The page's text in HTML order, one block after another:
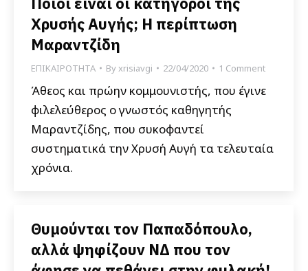
Χρυσής Αυγής; Η περίπτωση
Μαραντζίδη
ΕΠΙΚΑΙΡΟΤΗΤΑ Byxrisiavgi 22/04/2020 1 Comment
Άθεος και πρώην κομμουνιστής, που έγινε
φιλελεύθερος ο γνωστός καθηγητής
Μαραντζίδης, που συκοφαντεί
συστηματικά την Χρυσή Αυγή τα τελευταία
χρόνια.
Θυμούνται τον Παπαδόπουλο,
αλλά ψηφίζουν ΝΔ που τον